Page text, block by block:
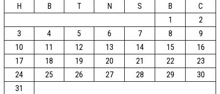
H
B T N S B
C
1
2
3
4 5 6 7 8
9
10
11 12 13 14 15
16
17
18 19 20 21 22
23
24
25 26 27 28 29
30
31